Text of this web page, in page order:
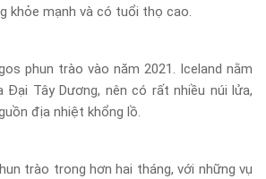
khỏe mạnh và có tuổi thọ cao.
phun trào vào năm 2021. Iceland nằm
Đại Tây Dương, nên có rất nhiều núi lửa,
địa nhiệt khổng lồ.
trào trong hơn hai tháng, với những vụ